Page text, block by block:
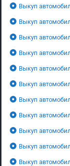
Выкуп
Выкуп
Выкуп
Выкуп
Выкуп
Выкуп
Выкуп
Выкуп
Выкуп
Выкуп
Выкуп